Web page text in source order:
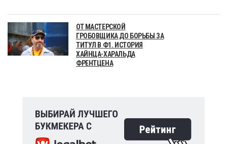
ОТ МАСТЕРСКОЙ
ГРОБОВЩИКА ДО БОРЬБЫ ЗА
ТИТУЛ В Ф1. ИСТОРИЯ
ХАЙНЦА-ХАРАЛЬДА
ФРЕНТЦЕНА